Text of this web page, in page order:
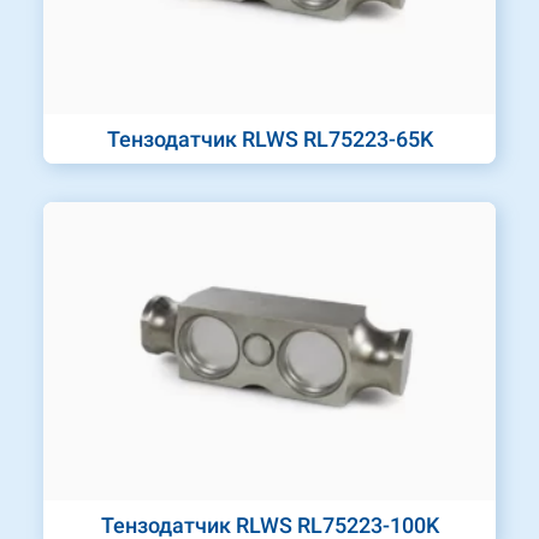
Тензодатчик RLWS RL75223-65K
Тензодатчик RLWS RL75223-100K